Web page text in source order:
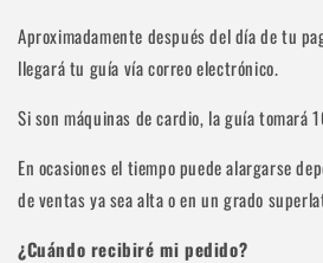
Aproximadamente después del día de tu
llegará tu guía vía correo electrónico.
Si son máquinas de cardio, la guía tomará
En ocasiones el tiempo puede alargarse
de ventas ya sea alta o en un grado
¿Cuándo recibiré mi pedido?